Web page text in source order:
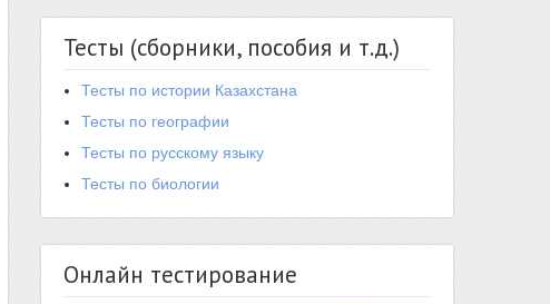
Тесты (сборники, пособия и т.д.)
Тесты по истории Казахстана
Тесты по географии
Тесты по русскому языку
Тесты по биологии
Онлайн тестирование